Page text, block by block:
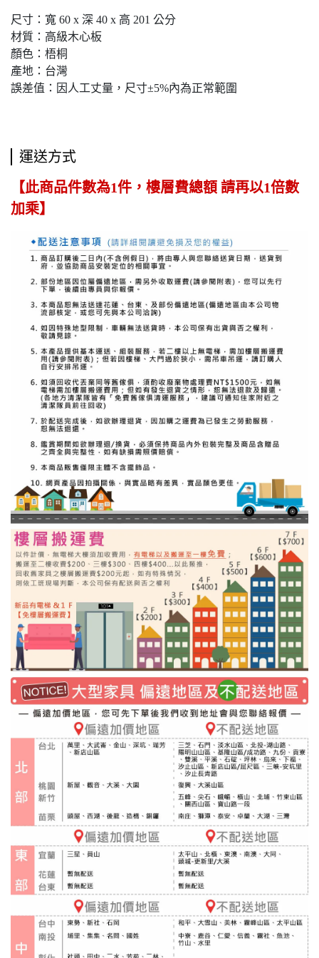
尺寸：寬 60 x 深 40 x 高 201 公分
材質：高級木心板
顏色：梧桐
產地：台灣
誤差值：因人工丈量，尺寸±5%內為正常範圍
運送方式
【此商品件數為1件，樓層費總額 請再以1倍數
加乘】